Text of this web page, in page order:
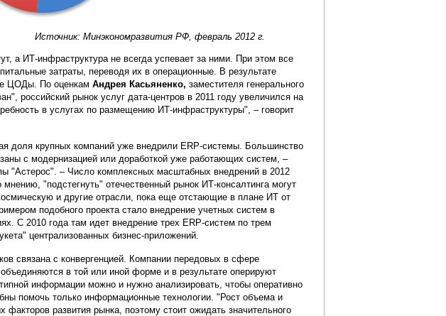
Источник: Минэкономразвития РФ, февраль 2012 г.
а ИТ-инфраструктура не всегда успевает за ними. При этом все
затраты, переводя их в операционные. В результате
ЦОДы. По оценкам Андрея Касьяненко, заместителя генерального
российский рынок услуг дата-центров в 2011 году увеличился на
в услугах по размещению ИТ-инфраструктуры", – говорит
доля крупных компаний уже внедрили ERP-системы. Большинство
с модернизацией или доработкой уже работающих систем, –
"Астерос". – Число комплексных масштабных внедрений в 2012
"подстегнуть" отечественный рынок ИТ-консалтинга могут
и другие отрасли, пока еще отстающие в плане ИТ от
подобного проекта стало внедрение учетных систем в
С 2010 года там идет внедрение трех ERP-систем по трем
централизованных бизнес-приложений.
связана с конвергенцией. Компании передовых в сфере
в той или иной форме и в результате оперируют
информации можно и нужно анализировать, чтобы оперативно
помочь только информационные технологии. "Рост объема и
развития рынка, поэтому стоит ожидать значительного